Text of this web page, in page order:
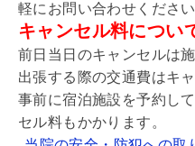
軽にお問い合わせください
キャンセル料につい
前日当日のキャンセルは
出張する際の交通費はキ
事前に宿泊施設を予約し
セル料もかかります。